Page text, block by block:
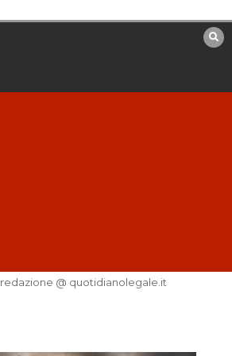
redazione @ quotidianolegale.it